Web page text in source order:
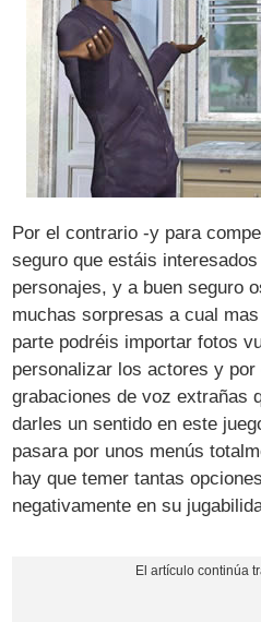
Por el contrario -y para
seguro que estáis
personajes, y a buen seguro
muchas sorpresas a cual
parte podréis importar fotos
personalizar los actores y
grabaciones de voz extrañas
darles un sentido en este
pasara por unos menús
hay que temer tantas
negativamente en su